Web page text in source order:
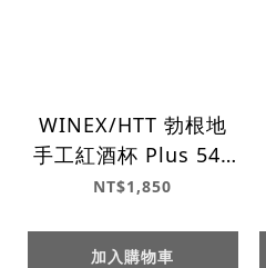
WINEX/HTT 勃根地
手工紅酒杯 Plus 540
ml
NT$1,850
加入購物車